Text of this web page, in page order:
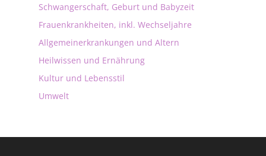
Schwangerschaft, Geburt und Babyzeit
Frauenkrankheiten, inkl. Wechseljahre
Allgemeinerkrankungen und Altern
Heilwissen und Ernährung
Kultur und Lebensstil
Umwelt